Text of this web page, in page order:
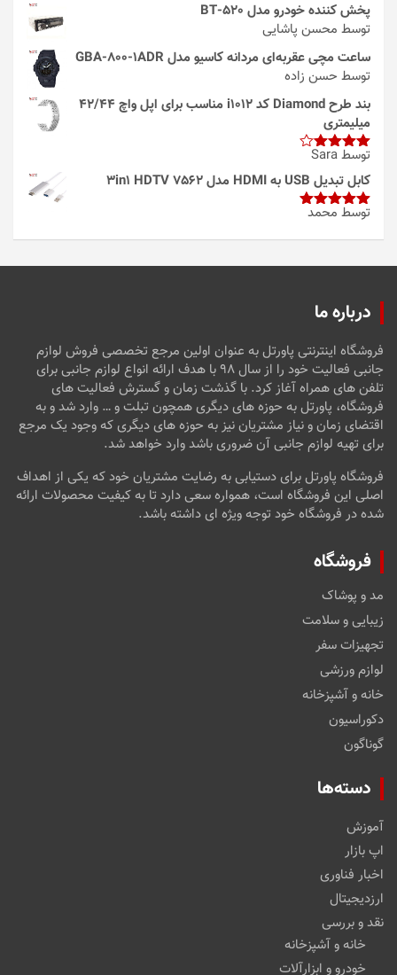
پخش کننده خودرو مدل 520-BT
توسط محسن پاشایی
ساعت مچی عقربه‌ای مردانه کاسیو مدل GBA-800-1ADR
توسط حسن زاده
بند طرح Diamond کد i1012 مناسب برای اپل واچ 42/44
میلیمتری
امتیاز4
از 5
توسط Sara
کابل تبدیل USB به HDMI مدل 3in1 HDTV 7562
امتیاز5از
توسط محمد
درباره ما
فروشگاه اینترنتی پاورتل به عنوان اولین مرجع تخصصی فروش لوازم
جانبی فعالیت خود را از سال ۹۸ با هدف ارائه انواع لوازم جانبی برای
تلفن های همراه آغاز کرد. با گذشت زمان و گسترش فعالیت های
فروشگاه، پاورتل به حوزه های دیگری همچون تبلت و … وارد شد و به
اقتضای زمان و نیاز مشتریان نیز به حوزه های دیگری که وجود یک مرجع
برای تهیه لوازم جانبی آن ضروری باشد وارد خواهد شد.
فروشگاه پاورتل برای دستیابی به رضایت مشتریان خود که یکی از اهداف
اصلی این فروشگاه است، همواره سعی دارد تا به کیفیت محصولات ارائه
شده در فروشگاه خود توجه ویژه ای داشته باشد.
فروشگاه
مد و پوشاک
زیبایی و سلامت
تجهیزات سفر
لوازم ورزشی
خانه و آشپزخانه
دکوراسیون
گوناگون
دسته‌ها
آموزش
اپ بازار
اخبار فناوری
ارزدیجیتال
نقد و بررسی
خانه و آشپزخانه
خودرو و ابزارآلات